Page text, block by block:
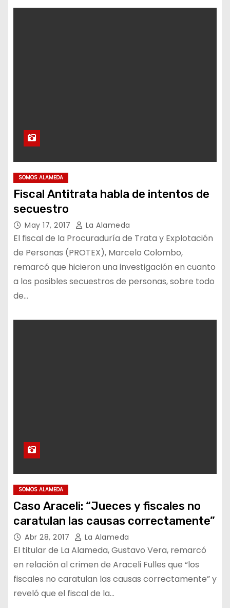
SOMOS ALAMEDA
Fiscal Antitrata habla de intentos de
secuestro
May 17, 2017 La Alameda
El fiscal de la Procuraduría de Trata y Explotación
de Personas (PROTEX), Marcelo Colombo,
remarcó que hicieron una investigación en cuanto
a los posibles secuestros de personas, sobre todo
de…
SOMOS ALAMEDA
Caso Araceli: “Jueces y fiscales no
caratulan las causas correctamente”
Abr 28, 2017 La Alameda
El titular de La Alameda, Gustavo Vera, remarcó
en relación al crimen de Araceli Fulles que “los
fiscales no caratulan las causas correctamente” y
reveló que el fiscal de la…